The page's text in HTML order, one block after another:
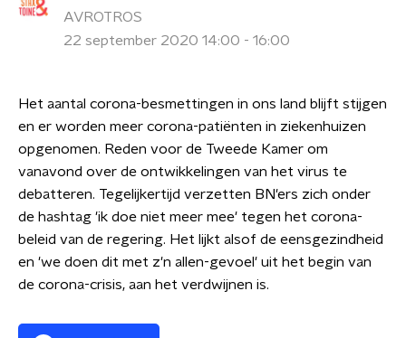
AVROTROS
22 september 2020 14:00 - 16:00
Het aantal corona-besmettingen in ons land blijft stijgen
en er worden meer corona-patiënten in ziekenhuizen
opgenomen. Reden voor de Tweede Kamer om
vanavond over de ontwikkelingen van het virus te
debatteren. Tegelijkertijd verzetten BN'ers zich onder
de hashtag 'ik doe niet meer mee' tegen het corona-
beleid van de regering. Het lijkt alsof de eensgezindheid
en 'we doen dit met z'n allen-gevoel' uit het begin van
de corona-crisis, aan het verdwijnen is.